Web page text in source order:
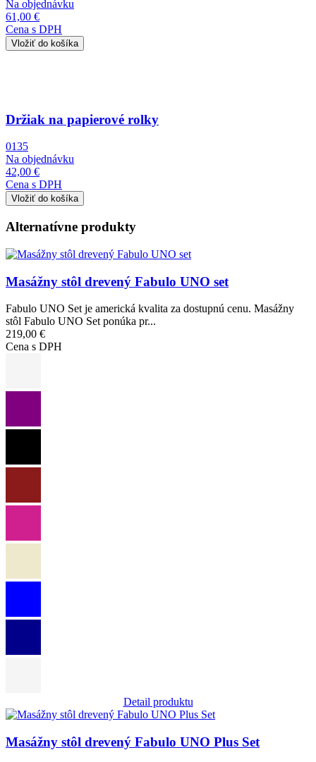
Na objednávku
61,00 €
Cena s DPH
Držiak na papierové rolky
0135
Na objednávku
42,00 €
Cena s DPH
Alternatívne produkty
Obrázok
Masážny stôl drevený Fabulo UNO set
Fabulo UNO Set je americká kvalita za dostupnú cenu. Masážny
stôl Fabulo UNO Set ponúka pr...
219,00 €
Cena s DPH
Detail produktu
Obrázok
Masážny stôl drevený Fabulo UNO Plus Set